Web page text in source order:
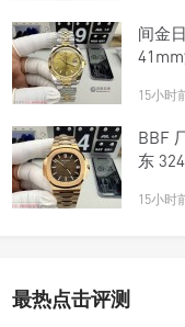
间金
15小时
BBF
东
15小时
最热点击评测